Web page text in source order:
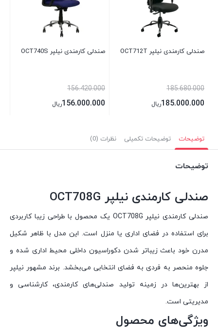
صندلی کارمندی نیلپر OCT712T
185.680.000
185.000.000ریال
صندلی کارمندی نیلپر OCT740S
156.420.000
156.000.000ریال
توضیحات توضیحات تکمیلی نظرات (0)
توضیحات
صندلی کارمندی نیلپر OCT708G
صندلی کارمندی نیلپر OCT708G یک محصول با طراحی زیبا کاربردی
برای استفاده در فضای اداری یا منزل است. این مدل با ظاهر شکیل
مدرن خود باعث زیباتر شدن دکوراسیون داخلی محیط اداری شده و
جلوه منحصر به فردی به فضای انتخابی می‌بخشد. برند مشهور نیلپر
از بهترین‌ها در زمینه تولید صندلی‌های کارمندی، کارشناسی و
مدیریتی است.
ویژگی‌های محصول